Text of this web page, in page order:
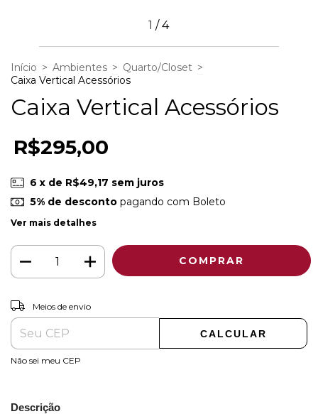
1 /4
Início > Ambientes > Quarto/Closet >
Caixa Vertical Acessórios
Caixa Vertical Acessórios
R$295,00
6 x de R$49,17 sem juros
5% de descontopagando com Boleto
Ver mais detalhes
Entregas para o CEP:
Meios de envio
CALCULAR
Não sei meu CEP
Descrição